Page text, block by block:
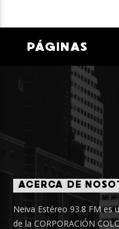
PÁGINAS
ACERCA DE
Neiva Estéreo 93.8 FM es
de la CORPORACIÓN